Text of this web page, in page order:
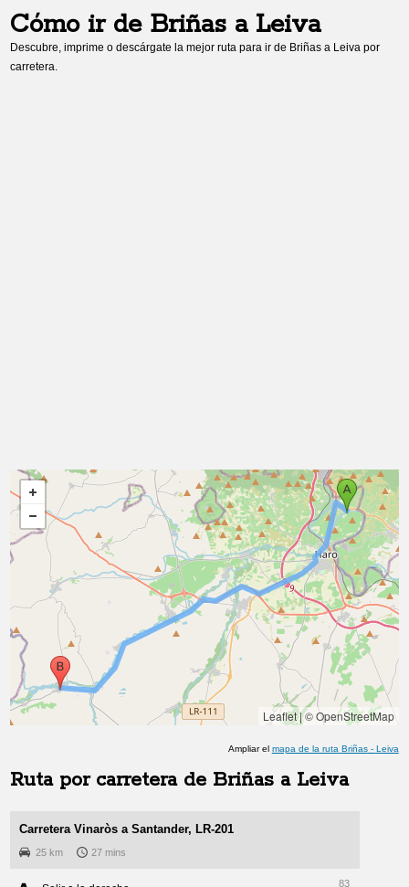
Cómo ir de Briñas a Leiva
Descubre, imprime o descárgate la mejor ruta para ir de Briñas a Leiva por
carretera.
Leaflet|© OpenStreetMap
Ampliar el mapa de la ruta Briñas- Leiva
Ruta por carretera de Briñas a Leiva
Carretera Vinaròs a Santander, LR-201
25 km 27 mins
83